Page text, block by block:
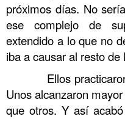
próximos días. No
ese complejo de
extendido a lo que no
iba a causar al resto de
Ellos
Unos alcanzaron
que otros. Y así